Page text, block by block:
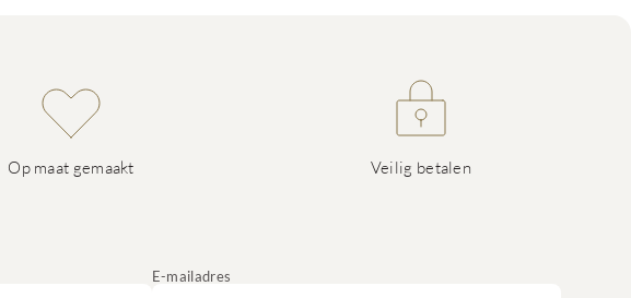
Op maat gemaakt Veilig betalen
E-mailadres